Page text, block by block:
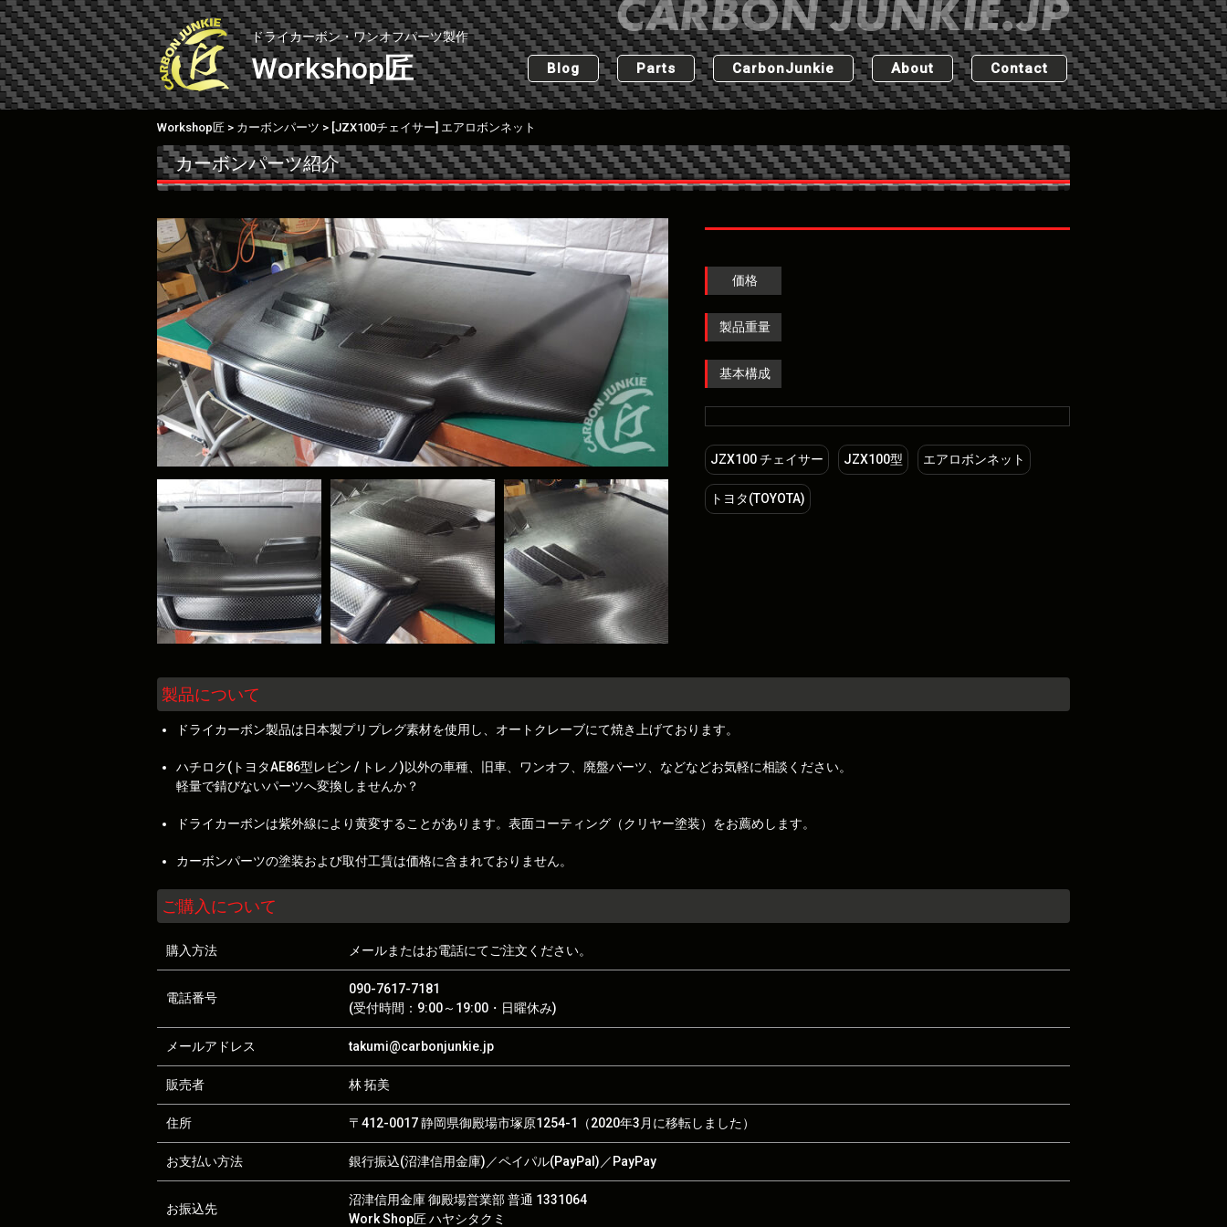
Skip
to
content
ドライカーボン・ワンオフパーツ製作
Workshop匠 Blog Parts CarbonJunkie About Contact
Workshop匠 > カーボンパーツ > [JZX100チェイサー] エアロボンネット
カーボンパーツ紹介
価格
製品重量
基本構成
JZX100 チェイサー JZX100型 エアロボンネット
トヨタ(TOYOTA)
製品について
ドライカーボン製品は日本製プリプレグ素材を使用し、オートクレーブにて焼き上げております。
ハチロク(トヨタAE86型レビン / トレノ)以外の車種、旧車、ワンオフ、廃盤パーツ、などなどお気軽に相談ください。
軽量で錆びないパーツへ変換しませんか？
ドライカーボンは紫外線により黄変することがあります。表面コーティング（クリヤー塗装）をお薦めします。
カーボンパーツの塗装および取付工賃は価格に含まれておりません。
ご購入について
購入方法 メールまたはお電話にてご注文ください。
電話番号
090-7617-7181
(受付時間：9:00～19:00・日曜休み)
メールアドレス takumi@carbonjunkie.jp
販売者 林 拓美
住所 〒412-0017 静岡県御殿場市塚原1254-1（2020年3月に移転しました）
お支払い方法 銀行振込(沼津信用金庫)／ペイパル(PayPal)／PayPay
お振込先
沼津信用金庫 御殿場営業部 普通 1331064
Work Shop匠 ハヤシタクミ